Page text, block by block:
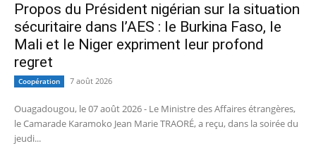
Propos du Président nigérian sur la situation
sécuritaire dans l’AES : le Burkina Faso, le
Mali et le Niger expriment leur profond
regret
Coopération 7 août 2026
Ouagadougou, le 07 août 2026 - Le Ministre des Affaires étrangères,
le Camarade Karamoko Jean Marie TRAORÉ, a reçu, dans la soirée du
jeudi...